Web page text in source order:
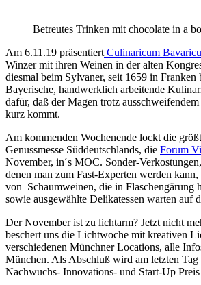
Betreutes Trinken mit chocolate in a
Am 6.11.19 präsentiert Culinaricum
Winzer mit ihren Weinen in der alten
diesmal beim Sylvaner, seit 1659 in Franken
Bayerische, handwerklich arbeitende
dafür, daß der Magen trotz
kurz kommt.
Am kommenden Wochenende lockt die
Genussmesse Süddeutschlands, die Forum
November, in´s MOC. Sonder-
denen man zum Fast-Experten werden
von Schaumweinen, die in Flaschengärung
sowie ausgewählte Delikatessen warten auf
Der November ist zu lichtarm? Jetzt nicht
beschert uns die Lichtwoche mit kreativen
verschiedenen Münchner Locations, alle
München. Als Abschluß wird am letzten Tag
Nachwuchs- Innovations- und Start-Up